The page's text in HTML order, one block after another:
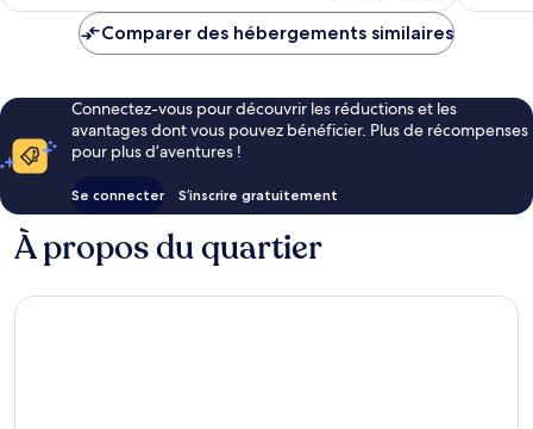
de
Comparer des hébergements similaires
Connectez-vous pour découvrir les réductions et les
avantages dont vous pouvez bénéficier. Plus de récompenses
pour plus d’aventures !
Se connecter S’inscrire gratuitement
À propos du quartier